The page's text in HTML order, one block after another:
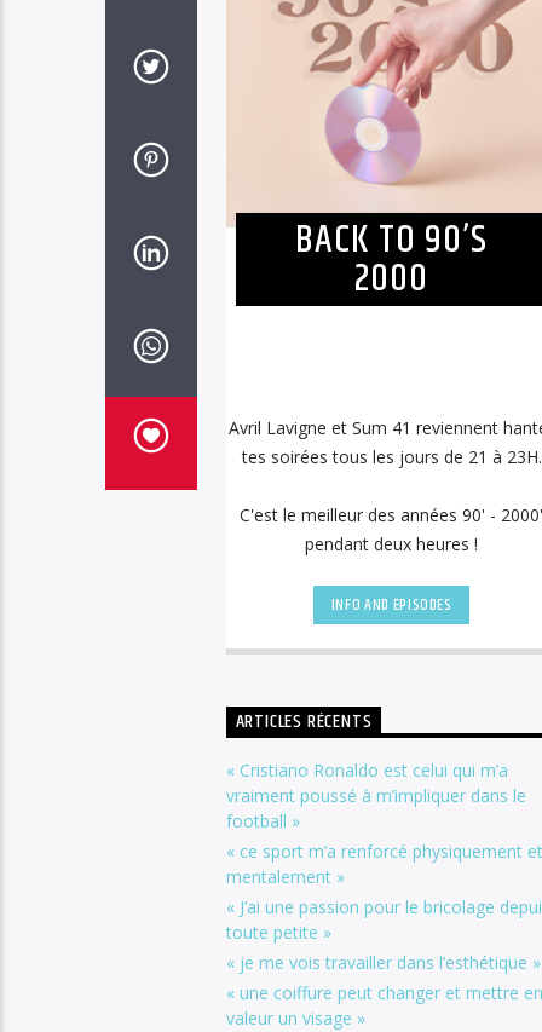
BACK TO 90’S
2000
Avril Lavigne et Sum 41 reviennent
tes soirées tous les jours de 21 à 23H.
C'est le meilleur des années 90' -
pendant deux heures !
INFO AND EPISODES
ARTICLES RÉCENTS
« Cristiano Ronaldo est celui qui m’a
vraiment poussé à m’impliquer dans le
football »
« ce sport m’a renforcé physiquement et
mentalement »
« J’ai une passion pour le bricolage
toute petite »
« je me vois travailler dans l’esthétique »
« une coiffure peut changer et mettre en
valeur un visage »